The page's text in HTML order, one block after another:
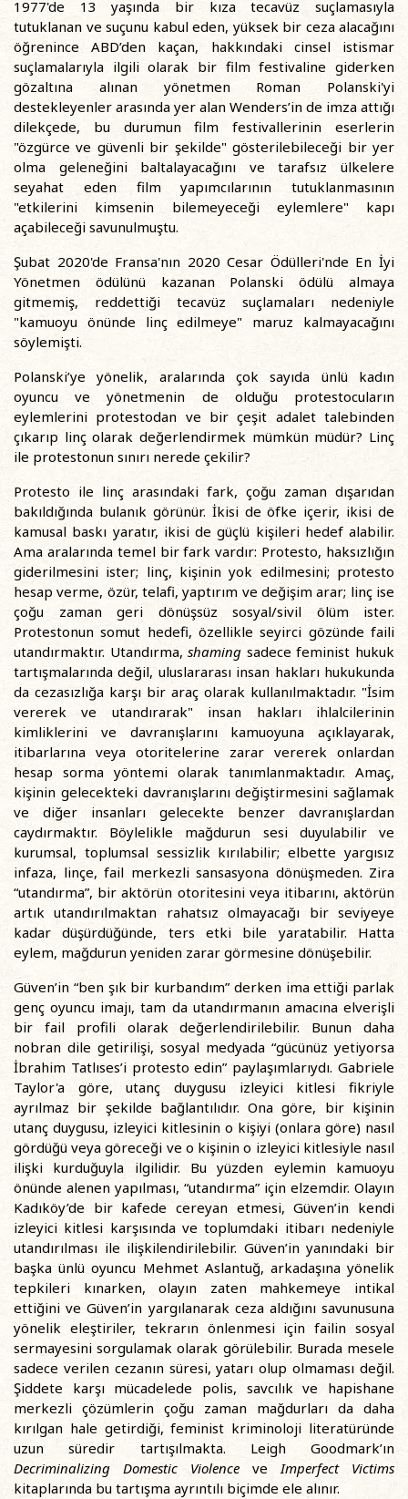
1977'de 13 yaşında bir kıza tecavüz suçlamasıyla
tutuklanan ve suçunu kabul eden, yüksek bir ceza alacağını
öğrenince ABD’den kaçan, hakkındaki cinsel istismar
suçlamalarıyla ilgili olarak bir film festivaline giderken
gözaltına alınan yönetmen Roman Polanski'yi
destekleyenler arasında yer alan Wenders’in de imza attığı
dilekçede, bu durumun film festivallerinin eserlerin
"özgürce ve güvenli bir şekilde" gösterilebileceği bir yer
olma geleneğini baltalayacağını ve tarafsız ülkelere
seyahat eden film yapımcılarının tutuklanmasının
"etkilerini kimsenin bilemeyeceği eylemlere" kapı
açabileceği savunulmuştu.
Şubat 2020'de Fransa'nın 2020 Cesar Ödülleri'nde En İyi
Yönetmen ödülünü kazanan Polanski ödülü almaya
gitmemiş, reddettiği tecavüz suçlamaları nedeniyle
"kamuoyu önünde linç edilmeye" maruz kalmayacağını
söylemişti.
Polanski’ye yönelik, aralarında çok sayıda ünlü kadın
oyuncu ve yönetmenin de olduğu protestocuların
eylemlerini protestodan ve bir çeşit adalet talebinden
çıkarıp linç olarak değerlendirmek mümkün müdür? Linç
ile protestonun sınırı nerede çekilir?
Protesto ile linç arasındaki fark, çoğu zaman dışarıdan
bakıldığında bulanık görünür. İkisi de öfke içerir, ikisi de
kamusal baskı yaratır, ikisi de güçlü kişileri hedef alabilir.
Ama aralarında temel bir fark vardır: Protesto, haksızlığın
giderilmesini ister; linç, kişinin yok edilmesini; protesto
hesap verme, özür, telafi, yaptırım ve değişim arar; linç ise
çoğu zaman geri dönüşsüz sosyal/sivil ölüm ister.
Protestonun somut hedefi, özellikle seyirci gözünde faili
utandırmaktır. Utandırma,shaming sadece feminist hukuk
tartışmalarında değil, uluslararası insan hakları hukukunda
da cezasızlığa karşı bir araç olarak kullanılmaktadır. "İsim
vererek ve utandırarak" insan hakları ihlalcilerinin
kimliklerini ve davranışlarını kamuoyuna açıklayarak,
itibarlarına veya otoritelerine zarar vererek onlardan
hesap sorma yöntemi olarak tanımlanmaktadır. Amaç,
kişinin gelecekteki davranışlarını değiştirmesini sağlamak
ve diğer insanları gelecekte benzer davranışlardan
caydırmaktır. Böylelikle mağdurun sesi duyulabilir ve
kurumsal, toplumsal sessizlik kırılabilir; elbette yargısız
infaza, linçe, fail merkezli sansasyona dönüşmeden. Zira
“utandırma”, bir aktörün otoritesini veya itibarını, aktörün
artık utandırılmaktan rahatsız olmayacağı bir seviyeye
kadar düşürdüğünde, ters etki bile yaratabilir. Hatta
eylem, mağdurun yeniden zarar görmesine dönüşebilir.
Güven’in “ben şık bir kurbandım” derken ima ettiği parlak
genç oyuncu imajı, tam da utandırmanın amacına elverişli
bir fail profili olarak değerlendirilebilir. Bunun daha
nobran dile getirilişi, sosyal medyada “gücünüz yetiyorsa
İbrahim Tatlıses’i protesto edin” paylaşımlarıydı. Gabriele
Taylor'a göre, utanç duygusu izleyici kitlesi fikriyle
ayrılmaz bir şekilde bağlantılıdır. Ona göre, bir kişinin
utanç duygusu, izleyici kitlesinin o kişiyi (onlara göre) nasıl
gördüğü veya göreceği ve o kişinin o izleyici kitlesiyle nasıl
ilişki kurduğuyla ilgilidir. Bu yüzden eylemin kamuoyu
önünde alenen yapılması, “utandırma” için elzemdir. Olayın
Kadıköy’de bir kafede cereyan etmesi, Güven’in kendi
izleyici kitlesi karşısında ve toplumdaki itibarı nedeniyle
utandırılması ile ilişkilendirilebilir. Güven’in yanındaki bir
başka ünlü oyuncu Mehmet Aslantuğ, arkadaşına yönelik
tepkileri kınarken, olayın zaten mahkemeye intikal
ettiğini ve Güven’in yargılanarak ceza aldığını savunusuna
yönelik eleştiriler, tekrarın önlenmesi için failin sosyal
sermayesini sorgulamak olarak görülebilir. Burada mesele
sadece verilen cezanın süresi, yatarı olup olmaması değil.
Şiddete karşı mücadelede polis, savcılık ve hapishane
merkezli çözümlerin çoğu zaman mağdurları da daha
kırılgan hale getirdiği, feminist kriminoloji literatüründe
uzun süredir tartışılmakta. Leigh Goodmark’ın
Decriminalizing Domestic Violence veImperfect Victims
kitaplarında bu tartışma ayrıntılı biçimde ele alınır.